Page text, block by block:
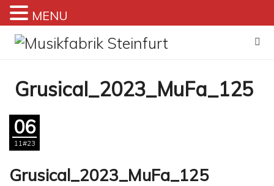
Zum
Inhalt
Grusical_2023_MuFa_125
06
11#23
Grusical_2023_MuFa_125
MENU